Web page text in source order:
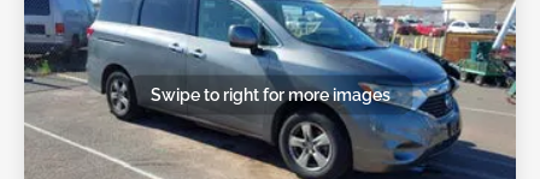
Swipe to right for more images